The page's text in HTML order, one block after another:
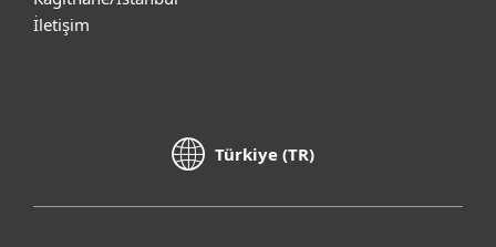
İletişim
Türkiye (TR)